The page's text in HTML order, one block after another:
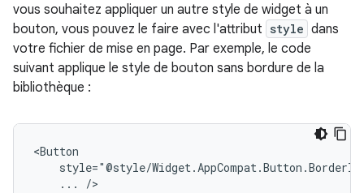
vous souhaitez appliquer un autre style de widget à un
bouton, vous pouvez le faire avec l'attribut style dans
votre fichier de mise en page. Par exemple, le code
suivant applique le style de bouton sans bordure de la
bibliothèque :
... />